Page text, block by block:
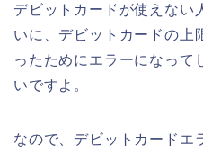
デビットカードが使えない
いに、デビットカードの上
ったためにエラーになって
いですよ。
なので、デビットカードエ